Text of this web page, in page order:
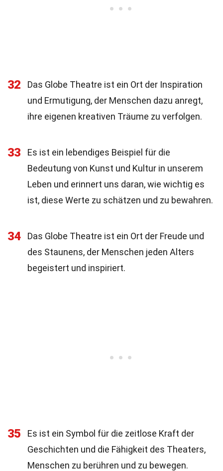
32
Das Globe Theatre ist ein Ort der Inspiration
und Ermutigung, der Menschen dazu anregt,
ihre eigenen kreativen Träume zu verfolgen.
33
Es ist ein lebendiges Beispiel für die
Bedeutung von Kunst und Kultur in unserem
Leben und erinnert uns daran, wie wichtig es
ist, diese Werte zu schätzen und zu bewahren.
34
Das Globe Theatre ist ein Ort der Freude und
des Staunens, der Menschen jeden Alters
begeistert und inspiriert.
35
Es ist ein Symbol für die zeitlose Kraft der
Geschichten und die Fähigkeit des Theaters,
Menschen zu berühren und zu bewegen.